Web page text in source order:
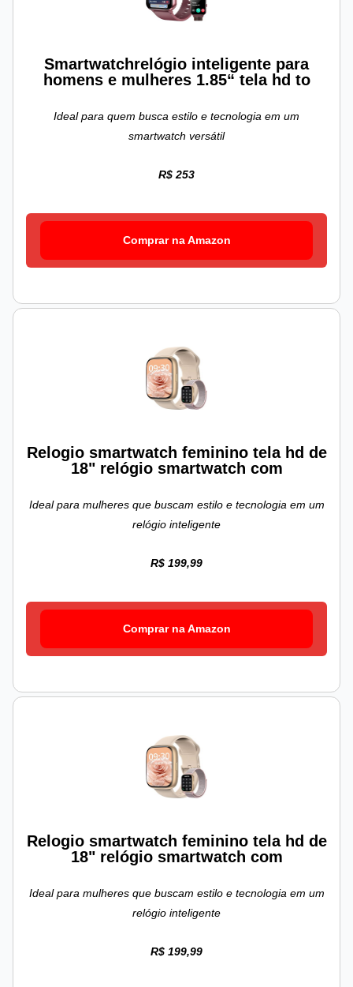
Smartwatchrelógio inteligente para
homens e mulheres 1.85“ tela hd to
Ideal para quem busca estilo e tecnologia em um
smartwatch versátil
R$ 253
Comprar na Amazon
Relogio smartwatch feminino tela hd de
18" relógio smartwatch com
Ideal para mulheres que buscam estilo e tecnologia em um
relógio inteligente
R$ 199,99
Comprar na Amazon
Relogio smartwatch feminino tela hd de
18" relógio smartwatch com
Ideal para mulheres que buscam estilo e tecnologia em um
relógio inteligente
R$ 199,99